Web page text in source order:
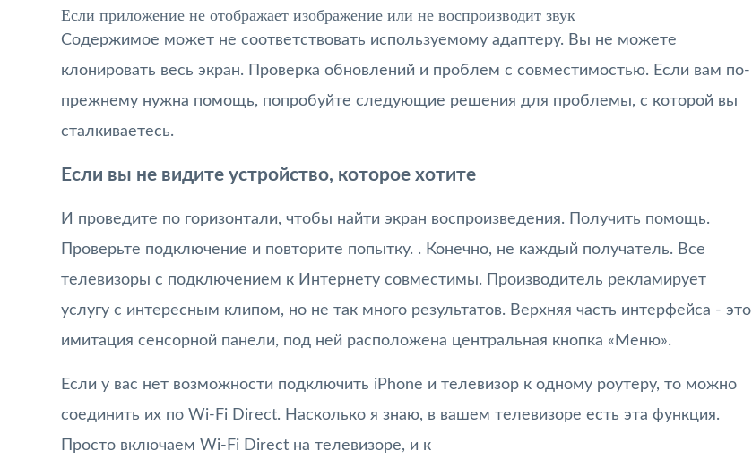
Если приложение не отображает изображение или не воспроизводит звук
Содержимое может не соответствовать используемому адаптеру. Вы не можете
клонировать весь экран. Проверка обновлений и проблем с совместимостью. Если вам по-
прежнему нужна помощь, попробуйте следующие решения для проблемы, с которой вы
сталкиваетесь.
Если вы не видите устройство, которое хотите
И проведите по горизонтали, чтобы найти экран воспроизведения. Получить помощь.
Проверьте подключение и повторите попытку. . Конечно, не каждый получатель. Все
телевизоры с подключением к Интернету совместимы. Производитель рекламирует
услугу с интересным клипом, но не так много результатов. Верхняя часть интерфейса - это
имитация сенсорной панели, под ней расположена центральная кнопка «Меню».
Если у вас нет возможности подключить iPhone и телевизор к одному роутеру, то можно
соединить их по Wi-Fi Direct. Насколько я знаю, в вашем телевизоре есть эта функция.
Просто включаем Wi-Fi Direct на телевизоре, и к